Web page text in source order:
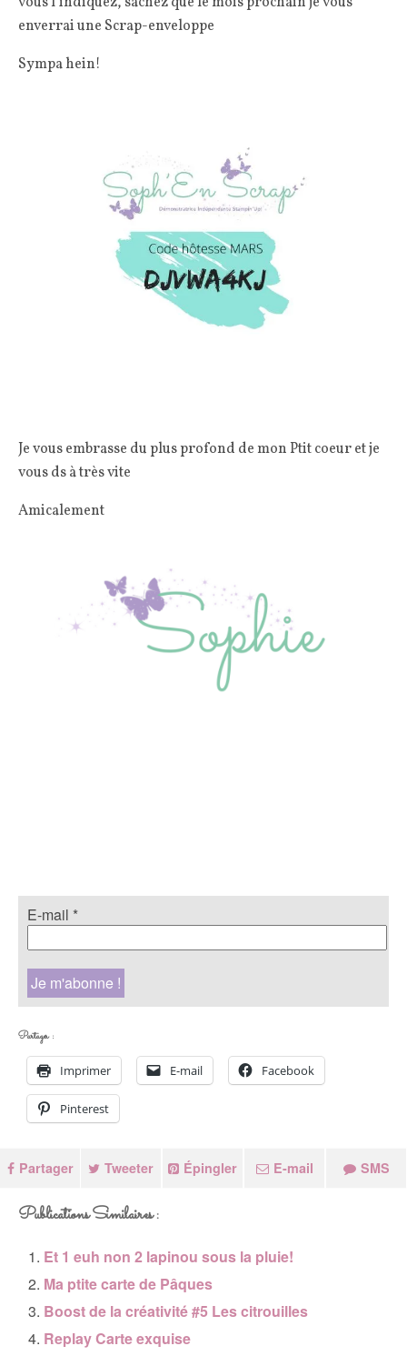
enverrai une Scrap-enveloppe
Sympa hein!
Je vous embrasse du plus profond de mon Ptit coeur et je
vous ds à très vite
Amicalement
E-mail *
Partager :
Imprimer E-mail Facebook
Pinterest
Partager Tweeter Épingler E-mail SMS
Publications Similaires :
Et 1 euh non 2 lapinou sous la pluie!
Ma ptite carte de Pâques
Boost de la créativité #5 Les citrouilles
Replay Carte exquise